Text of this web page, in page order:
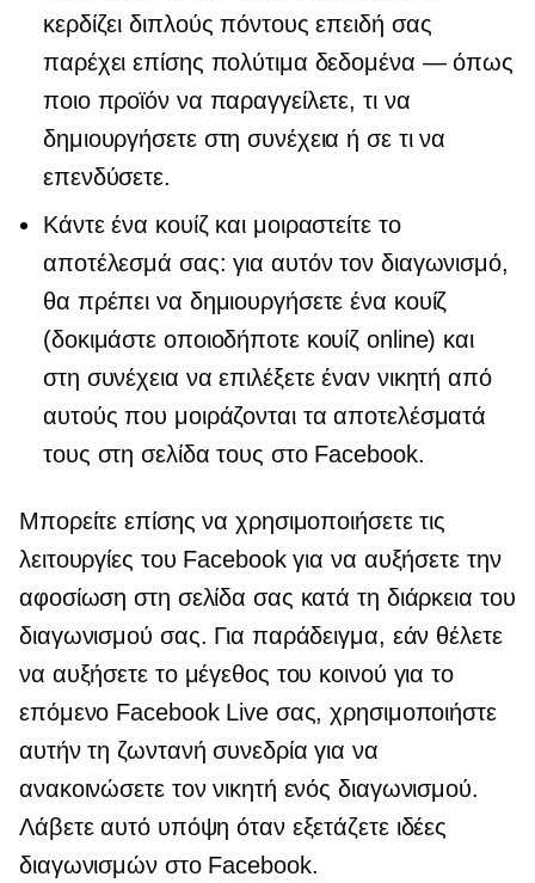
κερδίζει διπλούς πόντους επειδή σας
παρέχει επίσης πολύτιμα δεδομένα — όπως
ποιο προϊόν να παραγγείλετε, τι να
δημιουργήσετε στη συνέχεια ή σε τι να
επενδύσετε.
Κάντε ένα κουίζ και μοιραστείτε το
αποτέλεσμά σας: για αυτόν τον διαγωνισμό,
θα πρέπει να δημιουργήσετε ένα κουίζ
(δοκιμάστε οποιοδήποτε κουίζ online) και
στη συνέχεια να επιλέξετε έναν νικητή από
αυτούς που μοιράζονται τα αποτελέσματά
τους στη σελίδα τους στο Facebook.
Μπορείτε επίσης να χρησιμοποιήσετε τις
λειτουργίες του Facebook για να αυξήσετε την
αφοσίωση στη σελίδα σας κατά τη διάρκεια του
διαγωνισμού σας. Για παράδειγμα, εάν θέλετε
να αυξήσετε το μέγεθος του κοινού για το
επόμενο Facebook Live σας, χρησιμοποιήστε
αυτήν τη ζωντανή συνεδρία για να
ανακοινώσετε τον νικητή ενός διαγωνισμού.
Λάβετε αυτό υπόψη όταν εξετάζετε ιδέες
διαγωνισμών στο Facebook.